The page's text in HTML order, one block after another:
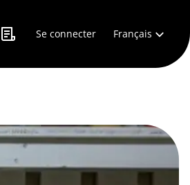
Se connecter Français